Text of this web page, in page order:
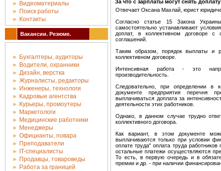
Видеоматериалы
Поиск работы
Контакты
Вакансии. Резюме.
Бухгалтеры, аудиторы
Водители, охранники
Дизайн, верстка
Журналисты, редакторы
Инженеры, технологи
Кадровые агентства
Курьеры, промоутеры
Маркетологи
Медицинские работники
Менеджеры
Официанты, повара
Преподаватели
IT-специалисты
Продавцы, товароведы
Работа за границей
За что с зарплаты могут снять
Отвечает Оксана Махлай, юрист
Согласно статье 15 Закона
самостоятельно устанавливают
доплат, в коллективном договоре с
соглашений.
Таким образом, порядок выплаты и
коллективном договоре.
Интенсивная работа - это
производительность.
Следовательно, при определении в
документе предприятия перечня
выплачиваться доплата за
деятельности этих работников.
Однако, в данном случае трудно
коллективного договора.
Как вариант, в этом документе
выплачиваются только при условии
оплате труда" оплата труда
остальные платежи осуществляются
То есть, в первую очередь и в
премии и др. - при наличии